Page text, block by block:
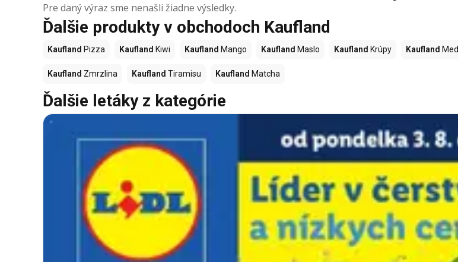
Pre daný výraz sme nenašli žiadne výsledky.
Ďalšie produkty v obchodoch Kaufland
Kaufland Pizza Kaufland Kiwi Kaufland Mango Kaufland Maslo Kaufland Krúpy Kaufland Med
Kaufland Zmrzlina Kaufland Tiramisu Kaufland Matcha
Ďalšie letáky z kategórie